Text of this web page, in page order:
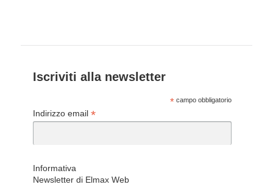
Iscriviti alla newsletter
* campo obbligatorio
Indirizzo email *
Informativa
Newsletter di Elmax Web